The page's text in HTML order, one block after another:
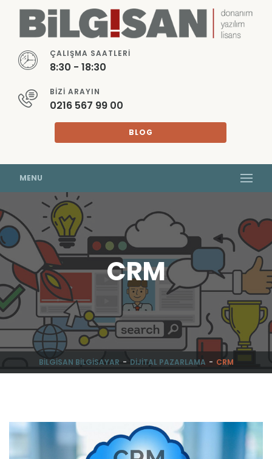
ÇALIŞMA SAATLERI
8:30 - 18:30
BIZI ARAYIN
0216 567 99 00
BLOG
MENU
CRM
BILGISAN BILGISAYAR DIJITAL PAZARLAMA CRM